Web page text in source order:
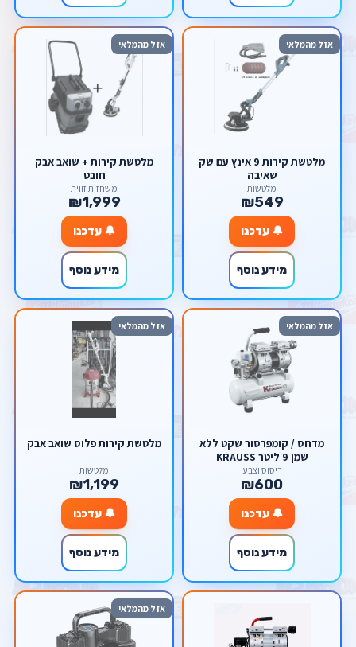
אזל מהמלאי
מלטשת קירות 9 אינץ עם שק
שאיבה
מלטשות
₪549
🔔 עדכנו
מידע נוסף
אזל מהמלאי
מלטשת קירות + שואב אבק
חובט
משחזות זווית
₪1,999
🔔 עדכנו
מידע נוסף
אזל מהמלאי
מדחס / קומפרסור שקט ללא
שמן 9 ליטר KRAUSS
ריסוס וצבע
₪600
🔔 עדכנו
מידע נוסף
אזל מהמלאי
מלטשת קירות פלוס שואב אבק
מלטשות
₪1,199
🔔 עדכנו
מידע נוסף
אזל מהמלאי